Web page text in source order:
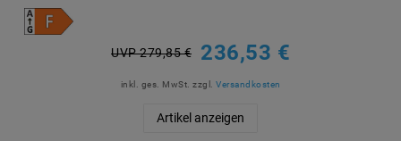
UVP 279,85 € 236,53 €
inkl. ges. MwSt. zzgl. Versandkosten
Artikel anzeigen